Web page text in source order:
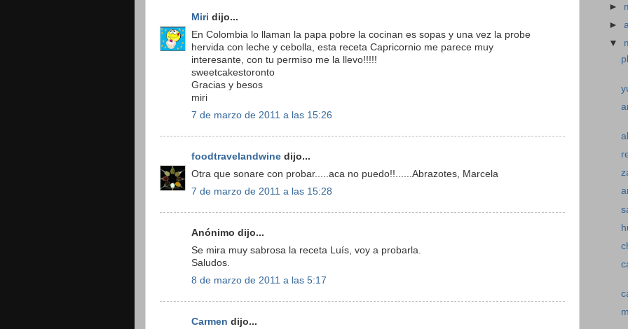
Miri dijo...
En Colombia lo llaman la papa pobre la cocinan es sopas y una vez la probe
hervida con leche y cebolla, esta receta Capricornio me parece muy
interesante, con tu permiso me la llevo!!!!!
sweetcakestoronto
Gracias y besos
miri
7 de marzo de 2011 a las 15:26
foodtravelandwine dijo...
Otra que sonare con probar.....aca no puedo!!......Abrazotes, Marcela
7 de marzo de 2011 a las 15:28
Anónimo dijo...
Se mira muy sabrosa la receta Luís, voy a probarla.
Saludos.
8 de marzo de 2011 a las 5:17
Carmen dijo...
►
►
▼